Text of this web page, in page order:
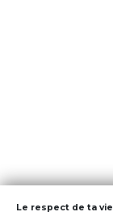
Le respect de ta